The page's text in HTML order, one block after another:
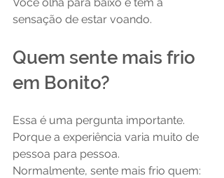
sensação de estar voando.
Quem sente mais frio
em Bonito?
Essa é uma pergunta importante.
Porque a experiência varia muito de
pessoa para pessoa.
Normalmente, sente mais frio quem: